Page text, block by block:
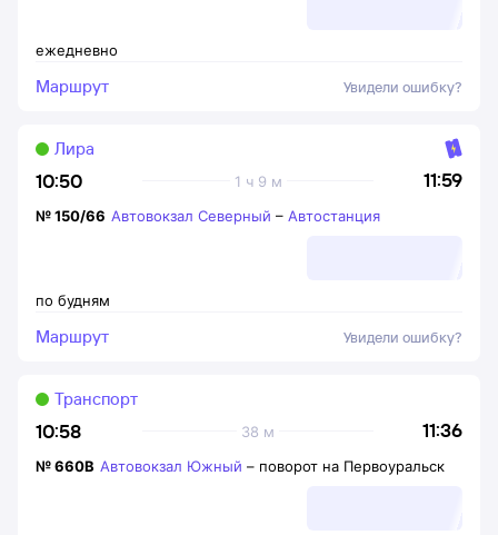
ежедневно
Маршрут Увидели ошибку?
10:50 11:59
1 ч 9 м
Лира
по будням
№150/66 Автовокзал Северный – Автостанция
Маршрут Увидели ошибку?
10:58 11:36
38 м
Транспорт
№660В Автовокзал Южный – поворот на Первоуральск